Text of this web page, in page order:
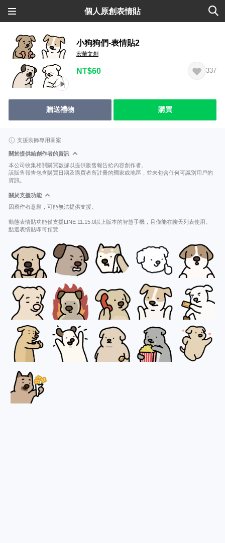
個人原創表情貼
小狗狗們-表情貼2
宏華文創
NT$60 337
贈送禮物 購買
支援裝飾專用圖案
關於提供給創作者的資訊
本公司收集相關購買數據以提供販售報告給內容創作者。
該販售報告包含購買日期及購買者所註冊的國家或地區，並未包含任何可識別用戶的
資訊。
關於支援功能
因應作者意願，可能無法提供支援。
動態表情貼功能僅支援LINE 11.15.0以上版本的智慧手機，且僅能在聊天列表使用。
點選表情貼即可預覽